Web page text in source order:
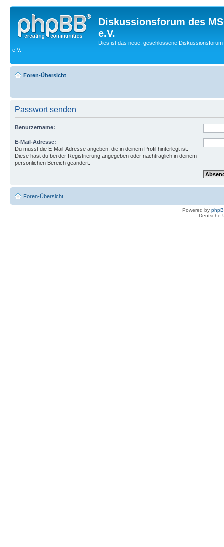
Diskussionsforum des
e.V.
Dies ist das neue, geschlossene
e.V.
Foren-Übersicht
Passwort senden
Benutzername:
E-Mail-Adresse:
Du musst die E-Mail-Adresse angeben, die in deinem Profil hinterlegt ist.
Diese hast du bei der Registrierung angegeben oder nachträglich in deinem
persönlichen Bereich geändert.
Foren-Übersicht
Powered by
Deutsche